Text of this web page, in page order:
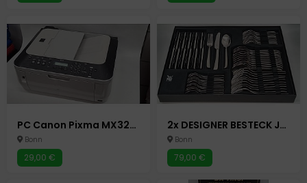
PC Canon Pixma MX320 - Multifunktionsgerät - Drucker - Kopierer - Scanner - Fax Tintenstrahldrucker
Bonn
29,00 €
2x DESIGNER BESTECK JUSTINUS 60-TEILIG - VERPACKT IN WMF PAKET
Bonn
79,00 €